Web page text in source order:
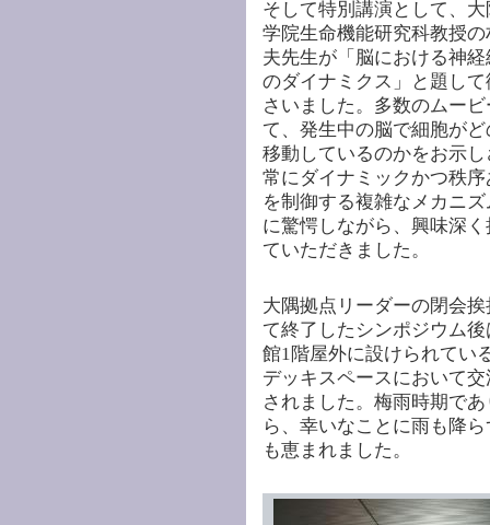
そして特別講演として、
学院生命機能研究科教授
夫先生が「脳における神
のダイナミクス」と題し
さいました。多数のムー
て、発生中の脳で細胞が
移動しているのかをお示
常にダイナミックかつ秩
を制御する複雑なメカニ
に驚愕しながら、興味深
ていただきました。
大隅拠点リーダーの閉会
て終了したシンポジウム
館1階屋外に設けられてい
デッキスペースにおいて
されました。梅雨時期で
ら、幸いなことに雨も降
も恵まれました。